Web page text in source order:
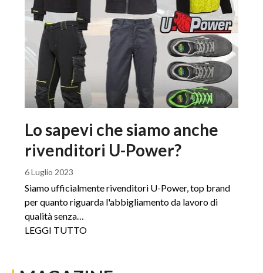
Lo sapevi che siamo anche
rivenditori U-Power?
6 Luglio 2023
Siamo ufficialmente rivenditori U-Power, top brand
per quanto riguarda l'abbigliamento da lavoro di
qualità senza…
LEGGI TUTTO